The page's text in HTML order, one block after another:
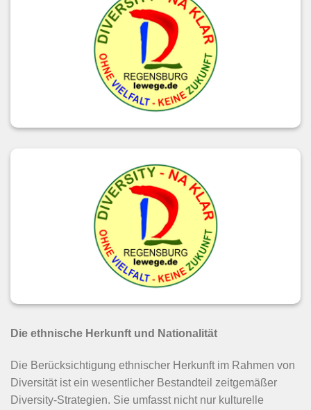
Die ethnische Herkunft und Nationalität
Die Berücksichtigung ethnischer Herkunft im Rahmen von
Diversität ist ein wesentlicher Bestandteil zeitgemäßer
Diversity-Strategien. Sie umfasst nicht nur kulturelle